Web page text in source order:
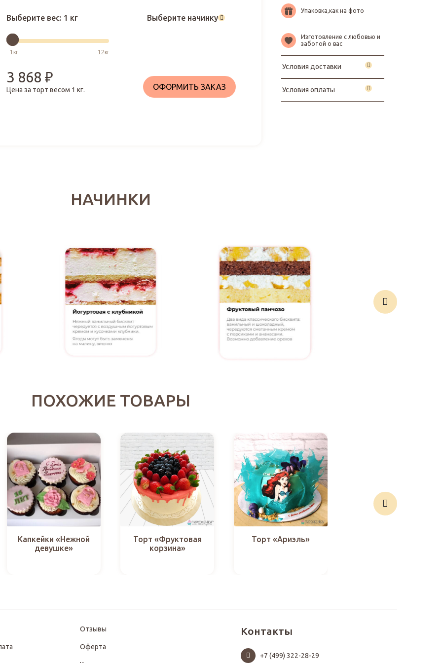
Выберите вес: 1 кг Выберите начинку
3 868₽
Цена за торт весом 1 кг. ОФОРМИТЬ ЗАКАЗ
Упаковка,как на фото
Изготовление с любовью и
заботой о вас
Условия доставки
Условия оплаты
НАЧИНКИ
ПОХОЖИЕ ТОВАРЫ
Капкейки «Нежной
девушке»
Торт «Фруктовая
корзина»
Торт «Ариэль»
Отзывы
Оферта
Контакты
+7 (499) 322-28-29